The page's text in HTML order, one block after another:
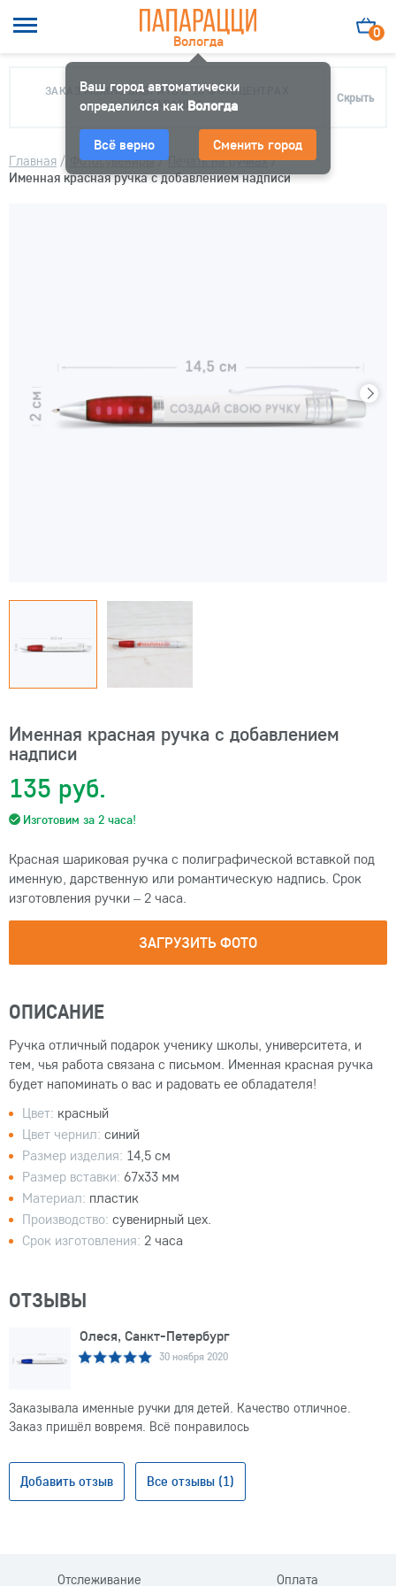
Вологда
Ваш город автоматически
определился как Вологда
Всё верно Сменить город
0
ЗАКАЗ МОЖНО ЗАБРАТЬ В 10 ФОТОЦЕНТРАХ
ПАПАРАЦЦИ
Скрыть
Главная / Фотосувениры/ Печать на ручках/
Именная красная ручка с добавлением надписи
Именная красная ручка с добавлением
надписи
135 руб.
Изготовим за 2 часа!
Красная шариковая ручка с полиграфической вставкой под
именную, дарственную или романтическую надпись. Срок
изготовления ручки – 2 часа.
ЗАГРУЗИТЬ ФОТО
ОПИСАНИЕ
Ручка отличный подарок ученику школы, университета, и
тем, чья работа связана с письмом. Именная красная ручка
будет напоминать о вас и радовать ее обладателя!
Цвет: красный
Цвет чернил: синий
Размер изделия: 14,5 см
Размер вставки: 67х33 мм
Материал: пластик
Производство: сувенирный цех.
Срок изготовления: 2 часа
ОТЗЫВЫ
Олеся, Санкт-Петербург
30 ноября 2020
Заказывала именные ручки для детей. Качество отличное.
Заказ пришёл вовремя. Всё понравилось
Добавить отзыв Все отзывы (1)
Отслеживание Оплата